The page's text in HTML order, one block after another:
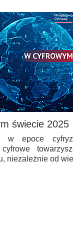
świecie 2025
w epoce
cyfrowe
niezależnie od